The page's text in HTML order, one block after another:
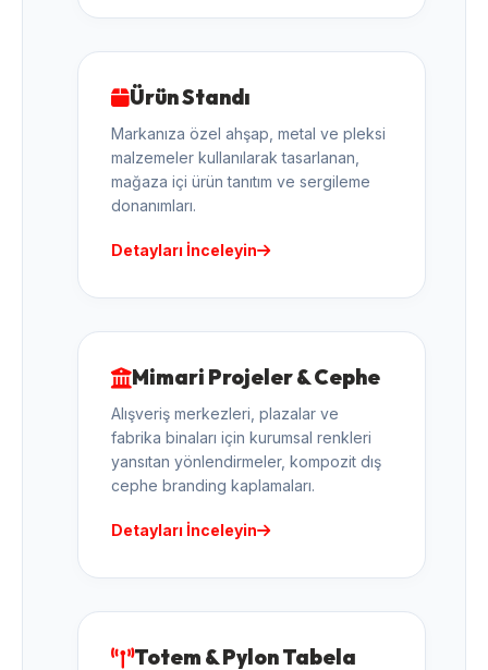
Ürün Standı
Markanıza özel ahşap, metal ve pleksi
malzemeler kullanılarak tasarlanan,
mağaza içi ürün tanıtım ve sergileme
donanımları.
Detayları İnceleyin
Mimari Projeler & Cephe
Alışveriş merkezleri, plazalar ve
fabrika binaları için kurumsal renkleri
yansıtan yönlendirmeler, kompozit dış
cephe branding kaplamaları.
Detayları İnceleyin
Totem & Pylon Tabela